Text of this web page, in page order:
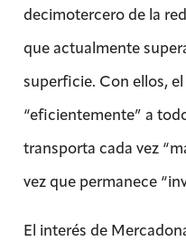
decimotercero de la
que actualmente
superficie. Con ellos,
“eficientemente” a
transporta cada vez
vez que permanece
El interés de